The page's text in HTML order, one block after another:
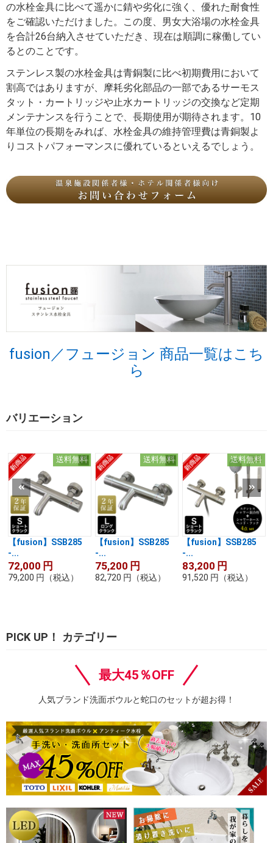
の水栓金具に比べて遥かに錆や劣化に強く、優れた耐食性
をご確認いただけました。この度、男女大浴場の水栓金具
を合計26台納入させていただき、現在は順調に稼働してい
るとのことです。
ステンレス製の水栓金具は青銅製に比べ初期費用において
割高ではありますが、摩耗劣化部品の一部であるサーモス
タット・カートリッジや止水カートリッジの交換など定期
メンテナンスを行うことで、長期使用が期待されます。10
年単位の長期をみれば、水栓金具の維持管理費は青銅製よ
りコストパフォーマンスに優れているといえるでしょう。
fusion／フュージョン 商品一覧はこち
ら
バリエーション
送料無料
【fusion】SSB285
-...
72,000 円
79,200 円 （税込）
送料無料
【fusion】SSB285
-...
75,200 円
82,720 円 （税込）
送料無料
【fusion】SSB285
-...
83,200 円
91,520 円 （税込）
PICK UP！ カテゴリー
最大45％OFF
人気ブランド洗面ボウルと蛇口のセットが超お得！